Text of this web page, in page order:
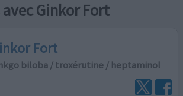
Ginkor Fort
Fort
biloba / troxérutine / heptaminol